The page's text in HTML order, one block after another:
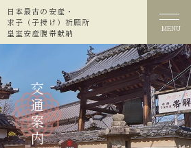
日本最古の安産・
求子（子授け）祈願所
皇室安産腹帯献納
MENU
交通案内